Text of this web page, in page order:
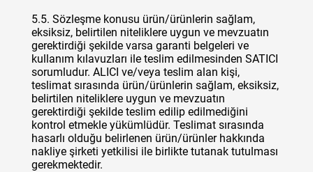
5.5. Sözleşme konusu ürün/ürünlerin sağlam,
eksiksiz, belirtilen niteliklere uygun ve mevzuatın
gerektirdiği şekilde varsa garanti belgeleri ve
kullanım kılavuzları ile teslim edilmesinden SATICI
sorumludur. ALICI ve/veya teslim alan kişi,
teslimat sırasında ürün/ürünlerin sağlam, eksiksiz,
belirtilen niteliklere uygun ve mevzuatın
gerektirdiği şekilde teslim edilip edilmediğini
kontrol etmekle yükümlüdür. Teslimat sırasında
hasarlı olduğu belirlenen ürün/ürünler hakkında
nakliye şirketi yetkilisi ile birlikte tutanak tutulması
gerekmektedir.